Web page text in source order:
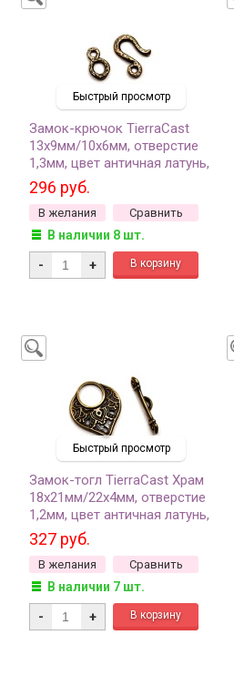
Быстрый просмотр
Замок-крючок TierraCast
13х9мм/10х6мм, отверстие
1,3мм, цвет античная латунь,
94-6229-27, 1 комплект
296 руб.
В желания Сравнить
В наличии 8 шт.
- +
Быстрый просмотр
Замок-тогл TierraCast Храм
18х21мм/22х4мм, отверстие
1,2мм, цвет античная латунь,
94-6231-27, 1 комплект
327 руб.
В желания Сравнить
В наличии 7 шт.
- +